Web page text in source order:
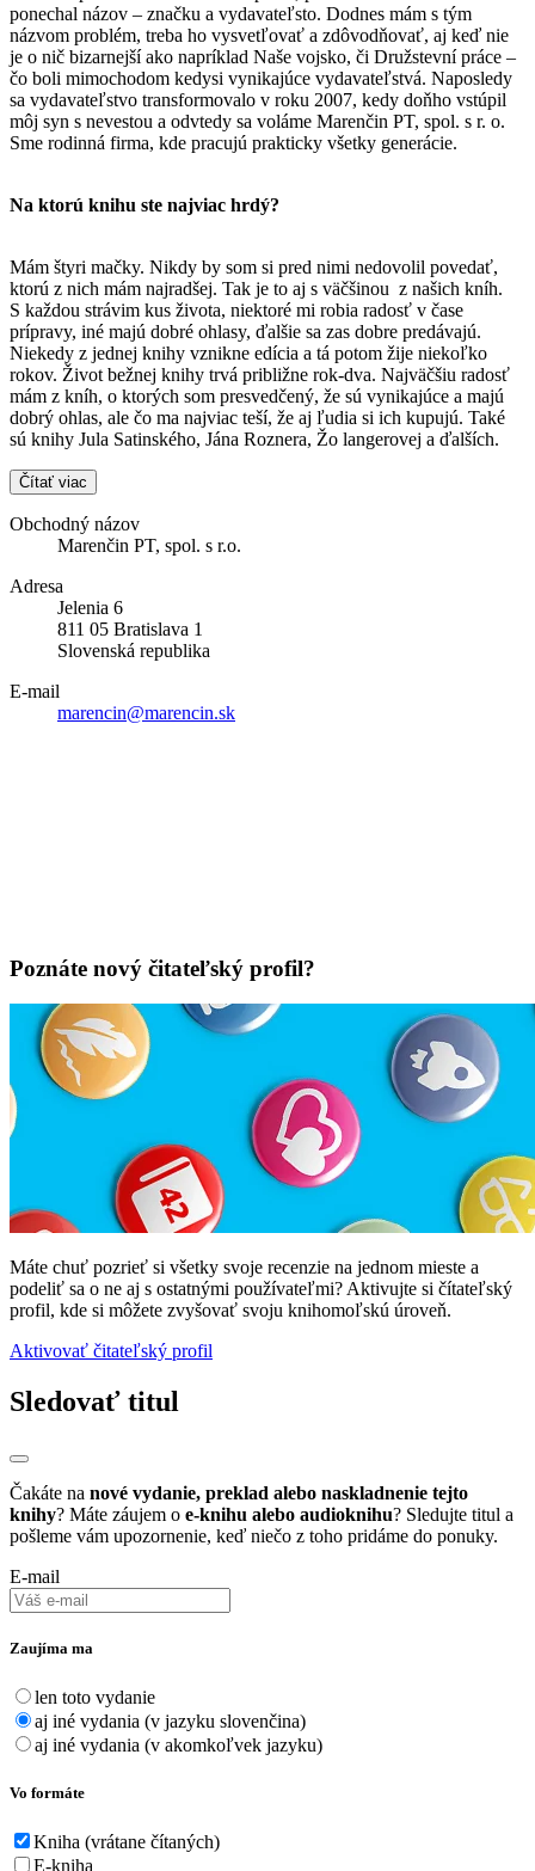
ponechal názov – značku a vydavateľsto. Dodnes mám s tým
názvom problém, treba ho vysvetľovať a zdôvodňovať, aj keď nie
je o nič bizarnejší ako napríklad Naše vojsko, či Družstevní práce –
čo boli mimochodom kedysi vynikajúce vydavateľstvá. Naposledy
sa vydavateľstvo transformovalo v roku 2007, kedy doňho vstúpil
môj syn s nevestou a odvtedy sa voláme Marenčin PT, spol. s r. o.
Sme rodinná firma, kde pracujú prakticky všetky generácie.
Na ktorú knihu ste najviac hrdý?
Mám štyri mačky. Nikdy by som si pred nimi nedovolil povedať,
ktorú z nich mám najradšej. Tak je to aj s väčšinou z našich kníh.
S každou strávim kus života, niektoré mi robia radosť v čase
prípravy, iné majú dobré ohlasy, ďalšie sa zas dobre predávajú.
Niekedy z jednej knihy vznikne edícia a tá potom žije niekoľko
rokov. Život bežnej knihy trvá približne rok-dva. Najväčšiu radosť
mám z kníh, o ktorých som presvedčený, že sú vynikajúce a majú
dobrý ohlas, ale čo ma najviac teší, že aj ľudia si ich kupujú. Také
sú knihy Jula Satinského, Jána Roznera, Žo langerovej a ďalších.
Čítať viac
Obchodný názov
Marenčin PT, spol. s r.o.
Adresa
Jelenia 6
811 05 Bratislava 1
Slovenská republika
E-mail
marencin@marencin.sk
Poznáte nový čitateľský profil?
Máte chuť pozrieť si všetky svoje recenzie na jednom mieste a
podeliť sa o ne aj s ostatnými používateľmi? Aktivujte si čítateľský
profil, kde si môžete zvyšovať svoju knihomoľskú úroveň.
Aktivovať čitateľský profil
Sledovať titul
Čakáte na nové vydanie, preklad alebo naskladnenie tejto
knihy? Máte záujem o e-knihu alebo audioknihu? Sledujte titul a
pošleme vám upozornenie, keď niečo z toho pridáme do ponuky.
E-mail
Zaujíma ma
len toto vydanie
aj iné vydania (v jazyku slovenčina)
aj iné vydania (v akomkoľvek jazyku)
Vo formáte
Kniha (vrátane čítaných)
E-kniha